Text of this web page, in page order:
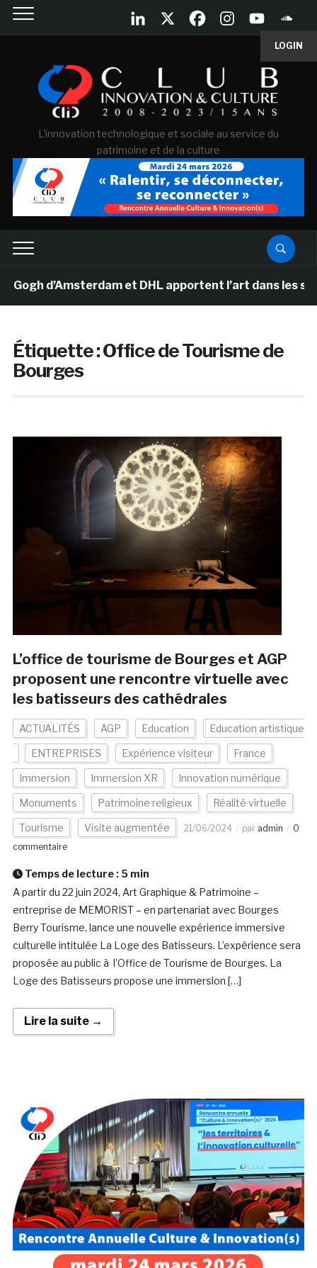
LOGIN
L'innovation technologique et sociale au service du
patrimoine et de la culture
d’Amsterdam et DHL apportent l’art dans les
Étiquette :Office de Tourisme de
Bourges
L’office de tourisme de Bourges et AGP
proposent une rencontre virtuelle avec
les batisseurs des cathédrales
ACTUALITÉS AGP Education Education artistique
ENTREPRISES Expérience visiteur France
Immersion Immersion XR Innovation numérique
Monuments Patrimoine religieux Réalité virtuelle
Tourisme Visite augmentée 21/06/2024 par admin
0
commentaire
Temps de lecture : 5 min
A partir du 22 juin 2024, Art Graphique & Patrimoine –
entreprise de MEMORIST – en partenariat avec Bourges
Berry Tourisme, lance une nouvelle expérience immersive
culturelle intitulée La Loge des Batisseurs. L’expérience sera
proposée au public à l’Office de Tourisme de Bourges. La
Loge des Batisseurs propose une immersion […]
Lire la suite →